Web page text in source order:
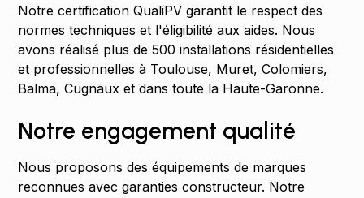
Notre certification QualiPV garantit le respect des
normes techniques et l'éligibilité aux aides. Nous
avons réalisé plus de 500 installations résidentielles
et professionnelles à Toulouse, Muret, Colomiers,
Balma, Cugnaux et dans toute la Haute-Garonne.
Notre engagement qualité
Nous proposons des équipements de marques
reconnues avec garanties constructeur. Notre